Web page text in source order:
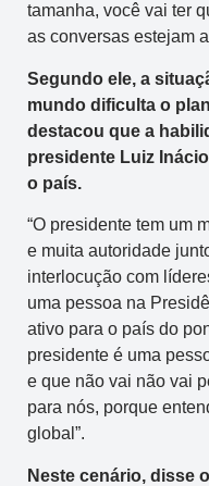
tamanha, você vai ter
as conversas estejam
Segundo ele, a
mundo dificulta o
destacou que a
presidente Luiz
o país.
“O presidente tem um
e muita autoridade
interlocução com
uma pessoa na
ativo para o país do
presidente é uma
e que não vai não vai
para nós, porque
global”.
Neste cenário, disse